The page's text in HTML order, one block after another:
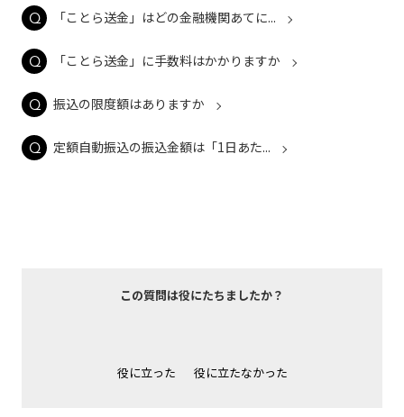
「ことら送金」はどの金融機関あてに...
「ことら送金」に手数料はかかりますか
振込の限度額はありますか
定額自動振込の振込金額は「1日あた...
この質問は役にたちましたか？
役に立った 役に立たなかった